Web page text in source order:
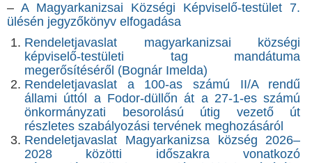
–A Magyarkanizsai Községi Képviselő-testület 7.
ülésén jegyzőkönyv elfogadása
Rendeletjavaslat magyarkanizsai községi
képviselő-testületi tag mandátuma
megerősítéséről (Bognár Imelda)
Rendeletjavaslat a 100-as számú II/A rendű
állami úttól a Fodor-düllőn át a 27-1-es számú
önkormányzati besorolású útig vezető út
részletes szabályozási tervének meghozásáról
Rendeletjavaslat Magyarkanizsa község 2026–
2028 közötti időszakra vonatkozó